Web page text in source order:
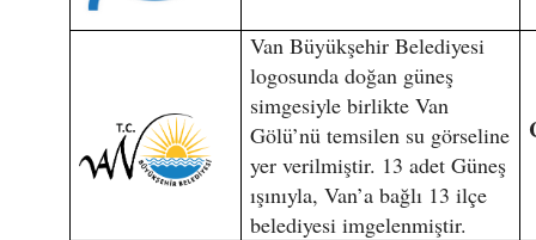
Van Büyükşehir Belediyesi
logosunda doğan güneş
simgesiyle birlikte Van
Gölü’nü temsilen su görseline
yer verilmiştir. 13 adet Güneş
ışınıyla, Van’a bağlı 13 ilçe
belediyesi imgelenmiştir.